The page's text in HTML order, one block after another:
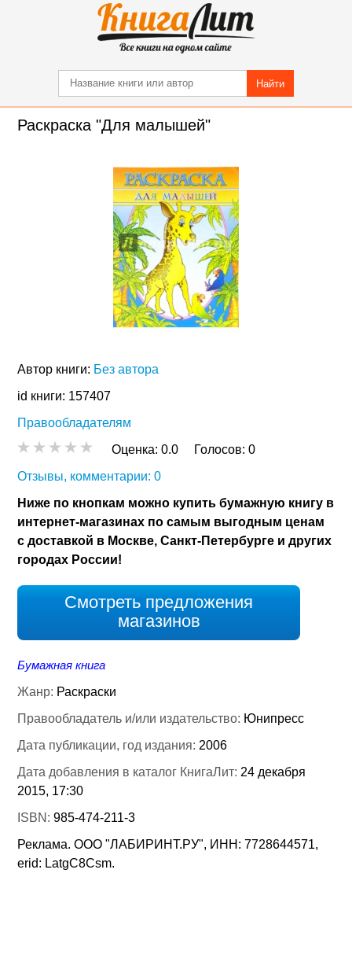
Найти
Раскраска "Для малышей"
Автор книги: Без автора
id книги: 157407
Правообладателям
Оценка:0.0 Голосов:0
Отзывы, комментарии: 0
Ниже по кнопкам можно купить бумажную книгу в
интернет-магазинах по самым выгодным ценам
с доставкой в Москве, Санкт-Петербурге и других
городах России!
Смотреть предложения
магазинов
Бумажная книга
Жанр: Раскраски
Правообладатель и/или издательство: Юнипресс
Дата публикации, год издания: 2006
Дата добавления в каталог КнигаЛит: 24 декабря
2015, 17:30
ISBN:985-474-211-3
Реклама. ООО "ЛАБИРИНТ.РУ", ИНН: 7728644571,
erid: LatgC8Csm.